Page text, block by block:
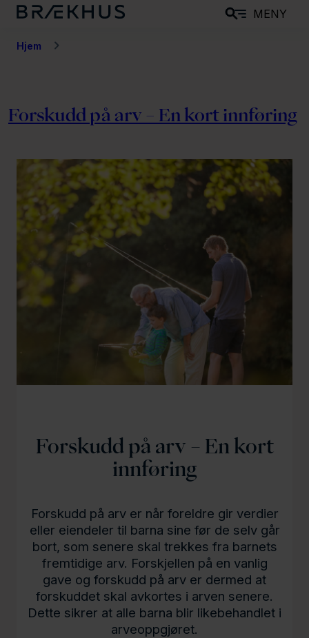
MENY
Hjem
Forskudd på arv – En kort innføring
Forskudd på arv – En kort
innføring
Forskudd på arv er når foreldre gir verdier
eller eiendeler til barna sine før de selv går
bort, som senere skal trekkes fra barnets
fremtidige arv. Forskjellen på en vanlig
gave og forskudd på arv er dermed at
forskuddet skal avkortes i arven senere.
Dette sikrer at alle barna blir likebehandlet i
arveoppgjøret.